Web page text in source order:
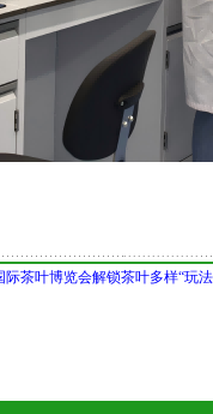
际茶叶博览会解锁茶叶多样“玩